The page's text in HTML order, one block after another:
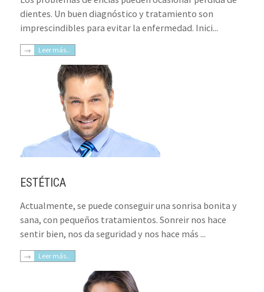
dientes. Un buen diagnóstico y tratamiento son
imprescindibles para evitar la enfermedad. Inici...
Leer más..
ESTÉTICA
Actualmente, se puede conseguir una sonrisa bonita y
sana, con pequeños tratamientos. Sonreir nos hace
sentir bien, nos da seguridad y nos hace más ...
Leer más..